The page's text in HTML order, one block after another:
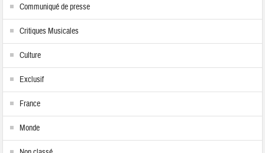
Communiqué de presse
Critiques Musicales
Culture
Exclusif
France
Monde